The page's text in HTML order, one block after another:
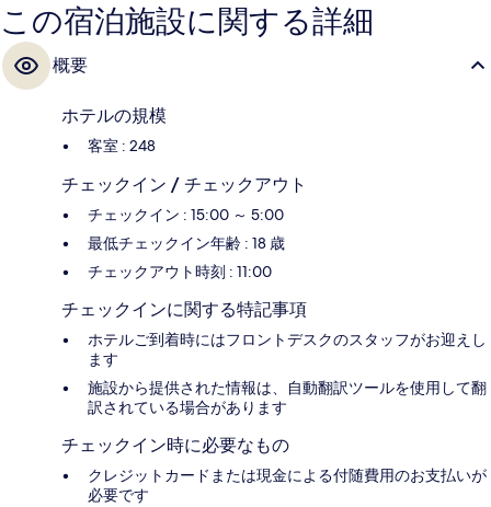
この宿泊施設に関する詳細
概要
ホテルの規模
客室 : 248
チェックイン / チェックアウト
チェックイン : 15:00 ～ 5:00
最低チェックイン年齢 : 18 歳
チェックアウト時刻 : 11:00
チェックインに関する特記事項
ホテルご到着時にはフロントデスクのスタッフがお迎えし
ます
施設から提供された情報は、自動翻訳ツールを使用して翻
訳されている場合があります
チェックイン時に必要なもの
クレジットカードまたは現金による付随費用のお支払いが
必要です